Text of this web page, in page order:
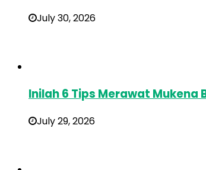
July 30, 2026
Inilah 6 Tips Merawat Mukena
July 29, 2026